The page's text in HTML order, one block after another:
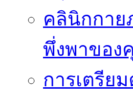
คลินิกกาย
พึ่งพาของ
การเตรีย